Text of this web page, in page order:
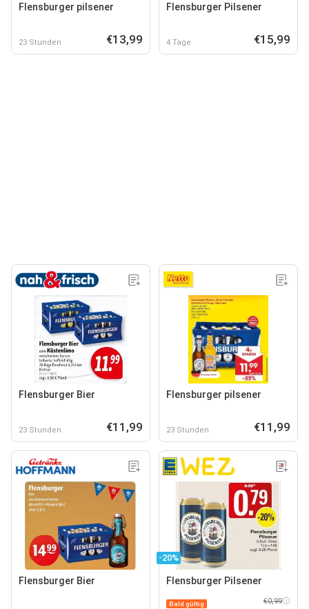
Flensburger pilsener
23 Stunden €13,99
Flensburger Pilsener
4 Tage €15,99
Flensburger Bier
23 Stunden €11,99
Flensburger pilsener
23 Stunden €11,99
Flensburger Bier
-20%
Flensburger Pilsener
Bald gültig €0,99